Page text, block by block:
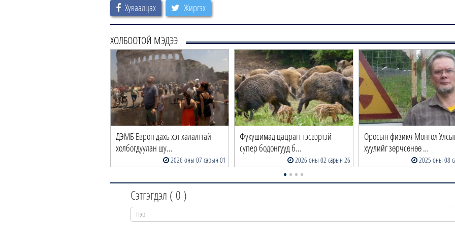
Хуваалцах Жиргэх
ХОЛБООТОЙ МЭДЭЭ
ДЭМБ Европ дахь хэт халалттай
холбогдуулан шу…
2026 оны 07 сарын 01
Фүкүшимад цацрагт тэсвэртэй
супер бодонгууд б…
2026 оны 02 сарын 26
Оросын физикч Монгол
хуулийг зөрчсөнөө …
2025 оны 08
Сэтгэгдэл ( 0 )